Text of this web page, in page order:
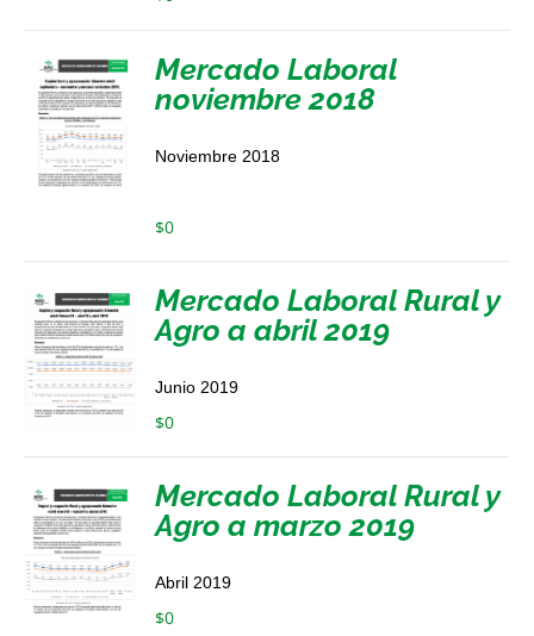
Mercado Laboral
noviembre 2018
Noviembre 2018
$0
Mercado Laboral Rural y
Agro a abril 2019
Junio 2019
$0
Mercado Laboral Rural y
Agro a marzo 2019
Abril 2019
$0